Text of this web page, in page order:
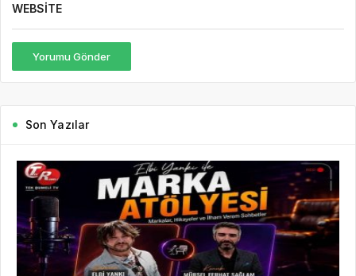
WEBSITE
Yorumu Gönder
Son Yazılar